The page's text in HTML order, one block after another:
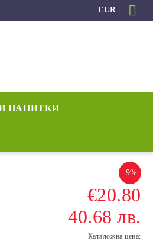
EUR
НАПИТКИ
-9%
€20.80
40.68 лв.
Каталожна цена: